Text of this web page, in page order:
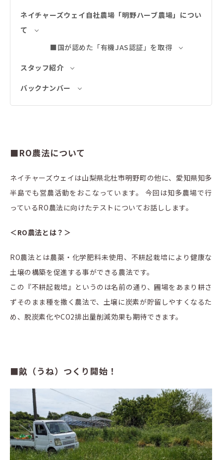
ネイチャーズウェイ自社農場「明野ハーブ農場」につい
て
■国が認めた「有機JAS認証」を取得
スタッフ紹介
バックナンバー
■RO農法について
ネイチャーズウェイは山梨県北杜市明野町の他に、愛知県知多
半島でも営農活動をおこなっています。 今回は知多農場で行
っているRO農法に向けたテストについてお話しします。
＜RO農法とは？＞
RO農法とは農薬・化学肥料未使用、不耕起栽培により健康な
土壌の構築を促進する事ができる農法です。
この『不耕起栽培』というのは名前の通り、圃場をあまり耕さ
ずそのまま種を撒く農法で、土壌に炭素が貯留しやすくなるた
め、脱炭素化やCO2排出量削減効果も期待できます。
■畝（うね）つくり開始！